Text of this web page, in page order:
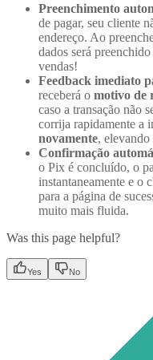
Preenchimento
de pagar, seu cliente
endereço. Ao
dados será
vendas!
Feedback imediato
receberá o motivo de
caso a transação não
corrija rapidamente a
novamente, elevando
Confirmação
o Pix é concluído, o
instantaneamente e o
para a página de
muito mais fluida.
Was this page helpful?
Yes No